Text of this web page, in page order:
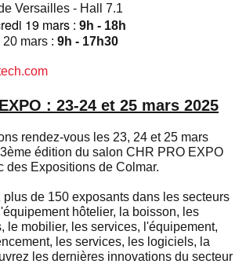
Versailles - Hall 7.1
19 mars : 9h - 18h
: 9h - 17h30
: 23-24 et 25 mars 2025
rendez-vous les 23, 24 et 25 mars
édition du salon CHR PRO EXPO
des Expositions de Colmar.
plus de 150 exposants dans les secteurs
hôtelier, la boisson, les
le mobilier, les services, l'équipement,
les services, les logiciels, la
les dernières innovations du secteur